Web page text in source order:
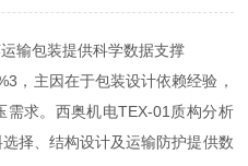
输包装提供科学数据支撑
，主因在于包装设计依赖经验，
需求。西奥机电TEX-01质构分析
择、结构设计及运输防护提供数